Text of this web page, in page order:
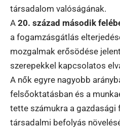
társadalom valóságának.
A 20. század második
a fogamzásgátlás
mozgalmak erősödése
szerepekkel kapcsolatos
A nők egyre nagyobb
felsőoktatásban és a
tette számukra a gazdasági
társadalmi befolyás